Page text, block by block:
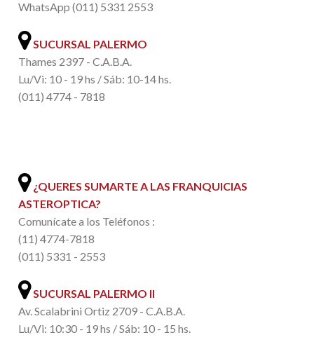
WhatsApp (011) 5331 2553
SUCURSAL PALERMO
Thames 2397 - C.A.B.A.
Lu/Vi: 10 - 19 hs / Sáb: 10-14 hs.
(011) 4774 - 7818
¿QUERES SUMARTE A LAS FRANQUICIAS
ASTEROPTICA?
Comunícate a los Teléfonos :
(11) 4774-7818
(011) 5331 - 2553
SUCURSAL PALERMO II
Av. Scalabrini Ortiz 2709 - C.A.B.A.
Lu/Vi: 10:30 - 19 hs / Sáb: 10 - 15 hs.